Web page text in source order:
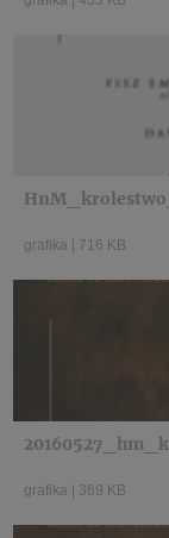
grafika 716 KB
grafika 369 KB